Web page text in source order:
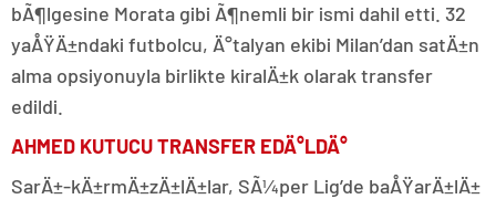
bÃ¶lgesine Morata gibi Ã¶nemli bir ismi dahil etti. 32
yaÅŸÄ±ndaki futbolcu, Ä°talyan ekibi Milan’dan satÄ±n
alma opsiyonuyla birlikte kiralÄ±k olarak transfer
edildi.
AHMED KUTUCU TRANSFER EDÄ°LDÄ°
SarÄ±-kÄ±rmÄ±zÄ±lÄ±lar, SÃ¼per Lig’de baÅŸarÄ±lÄ±